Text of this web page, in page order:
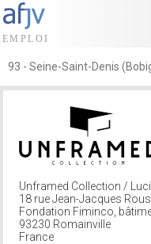
93 - Seine-Saint-Denis
Unframed Collection /
18 rue Jean-Jacques
Fondation Fiminco,
93230 Romainville
France